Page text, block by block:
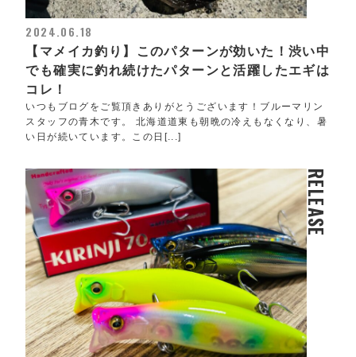
2024.06.18
【マメイカ釣り】このパターンが効いた！渋い中
でも確実に釣れ続けたパターンと活躍したエギは
コレ！
いつもブログをご覧頂きありがとうございます！ブルーマリン
スタッフの青木です。 北海道道東も朝晩の冷えもなくなり、暑
い日が続いています。この日[...]
RELEASE